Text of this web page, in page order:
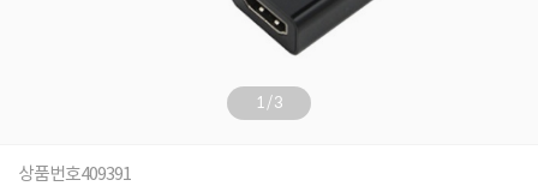
1/3
상품번호409391